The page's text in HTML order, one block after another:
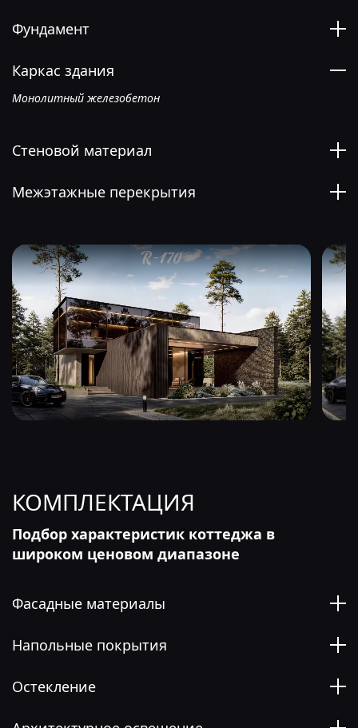
Фундамент
Каркас здания
Монолитный железобетон
Стеновой материал
Межэтажные перекрытия
КОМПЛЕКТАЦИЯ
Подбор характеристик коттеджа в
широком ценовом диапазоне
Фасадные материалы
Напольные покрытия
Остекление